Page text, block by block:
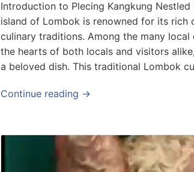
Introduction to Plecing Kangkung
island of Lombok is renowned for its rich
culinary traditions. Among the many
the hearts of both locals and visitors
a beloved dish. This traditional Lombok
Continue reading →